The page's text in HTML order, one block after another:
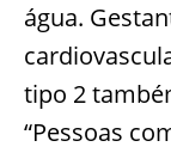
água.
tipo 2
“Pessoas